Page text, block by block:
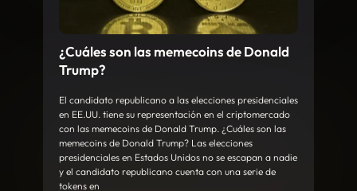
¿Cuáles son las memecoins de Donald
Trump?
El candidato republicano a las elecciones presidenciales
en EE.UU. tiene su representación en el criptomercado
con las memecoins de Donald Trump. ¿Cuáles son las
memecoins de Donald Trump? Las elecciones
presidenciales en Estados Unidos no se escapan a nadie
y el candidato republicano cuenta con una serie de
tokens en